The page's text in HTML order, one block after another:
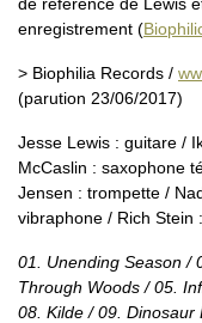
enregistrement (
> Biophilia Records /
(parution 23/06/2017)
Jesse Lewis : guitare /
McCaslin : saxophone
Jensen : trompette /
vibraphone / Rich Stein
01. Unending Season /
Through Woods / 05.
08. Kilde / 09.